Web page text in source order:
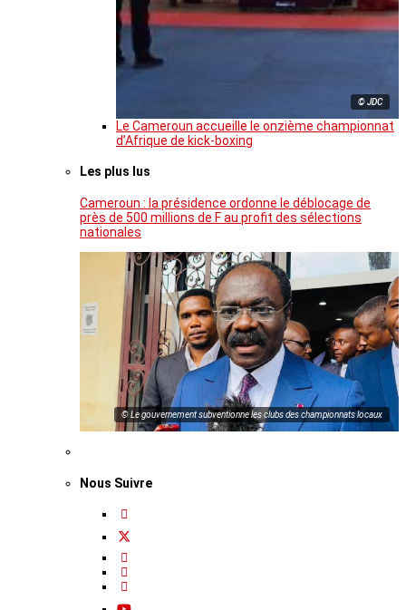
© JDC
Le Cameroun accueille le onzième championnat
d’Afrique de kick-boxing
Les plus lus
Cameroun : la présidence ordonne le déblocage de
près de 500 millions de F au profit des sélections
nationales
© Le gouvernement subventionne les clubs des championnats locaux
Nous Suivre